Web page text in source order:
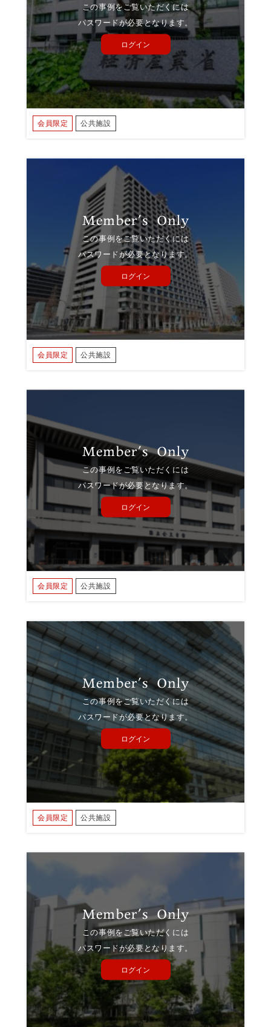
この事例をご覧いただくには
パスワードが必要となります。
ログイン
会員限定 公共施設
この事例をご覧いただくには
パスワードが必要となります。
ログイン
会員限定 公共施設
この事例をご覧いただくには
パスワードが必要となります。
ログイン
会員限定 公共施設
この事例をご覧いただくには
パスワードが必要となります。
ログイン
会員限定 公共施設
この事例をご覧いただくには
パスワードが必要となります。
ログイン